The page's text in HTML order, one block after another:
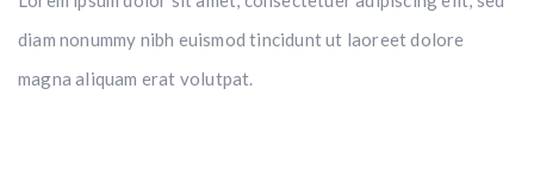
diam nonummy nibh euismod tincidunt ut laoreet dolore
magna aliquam erat volutpat.